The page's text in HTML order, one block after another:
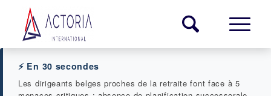
⚡ En 30 secondes
Les dirigeants belges proches de la retraite font face à 5